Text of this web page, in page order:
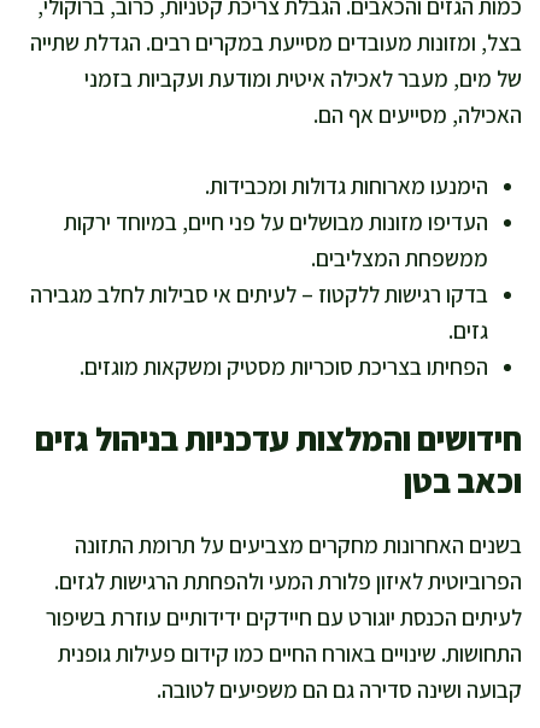
כמות הגזים והכאבים. הגבלת צריכת קטניות, כרוב, ברוקולי,
בצל, ומזונות מעובדים מסייעת במקרים רבים. הגדלת שתייה
של מים, מעבר לאכילה איטית ומודעת ועקביות בזמני
האכילה, מסייעים אף הם.
הימנעו מארוחות גדולות ומכבידות.
העדיפו מזונות מבושלים על פני חיים, במיוחד ירקות
ממשפחת המצליבים.
בדקו רגישות ללקטוז – לעיתים אי סבילות לחלב מגבירה
גזים.
הפחיתו בצריכת סוכריות מסטיק ומשקאות מוגזים.
חידושים והמלצות עדכניות בניהול גזים
וכאב בטן
בשנים האחרונות מחקרים מצביעים על תרומת התזונה
הפרוביוטית לאיזון פלורת המעי ולהפחתת הרגישות לגזים.
לעיתים הכנסת יוגורט עם חיידקים ידידותיים עוזרת בשיפור
התחושות. שינויים באורח החיים כמו קידום פעילות גופנית
קבועה ושינה סדירה גם הם משפיעים לטובה.